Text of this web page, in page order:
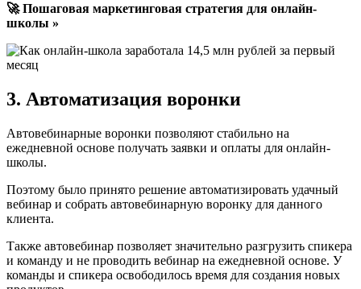
🚀 Пошаговая маркетинговая стратегия для онлайн-
школы »
3. Автоматизация воронки
Автовебинарные воронки позволяют стабильно на
ежедневной основе получать заявки и оплаты для онлайн-
школы.
Поэтому было принято решение автоматизировать удачный
вебинар и собрать автовебинарную воронку для данного
клиента.
Также автовебинар позволяет значительно разгрузить спикера
и команду и не проводить вебинар на ежедневной основе. У
команды и спикера освободилось время для создания новых